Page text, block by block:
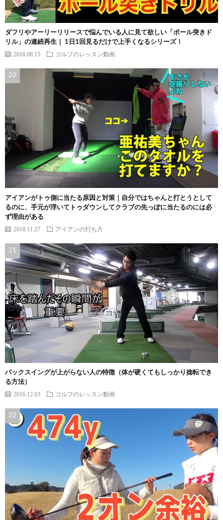
ダフリやアーリーリリースで悩んでいる人に見て欲しい「ボール突きド
リル」の連続再生｜ 1日1回見るだけで上手くなるシリーズ！
2018.08.15 ゴルフのレッスン動画
アイアンがトゥ側に当たる原因と対策｜自分ではちゃんと打とうとして
るのに、手元が浮いてトゥダウンしてクラブの先っぽに当たるのには必
ず理由がある
2018.11.27 アイアンの打ち方
バックスイングが上がらない人の特徴（体が硬くてもしっかり捻転でき
る方法）
2016.12.03 ゴルフのレッスン動画